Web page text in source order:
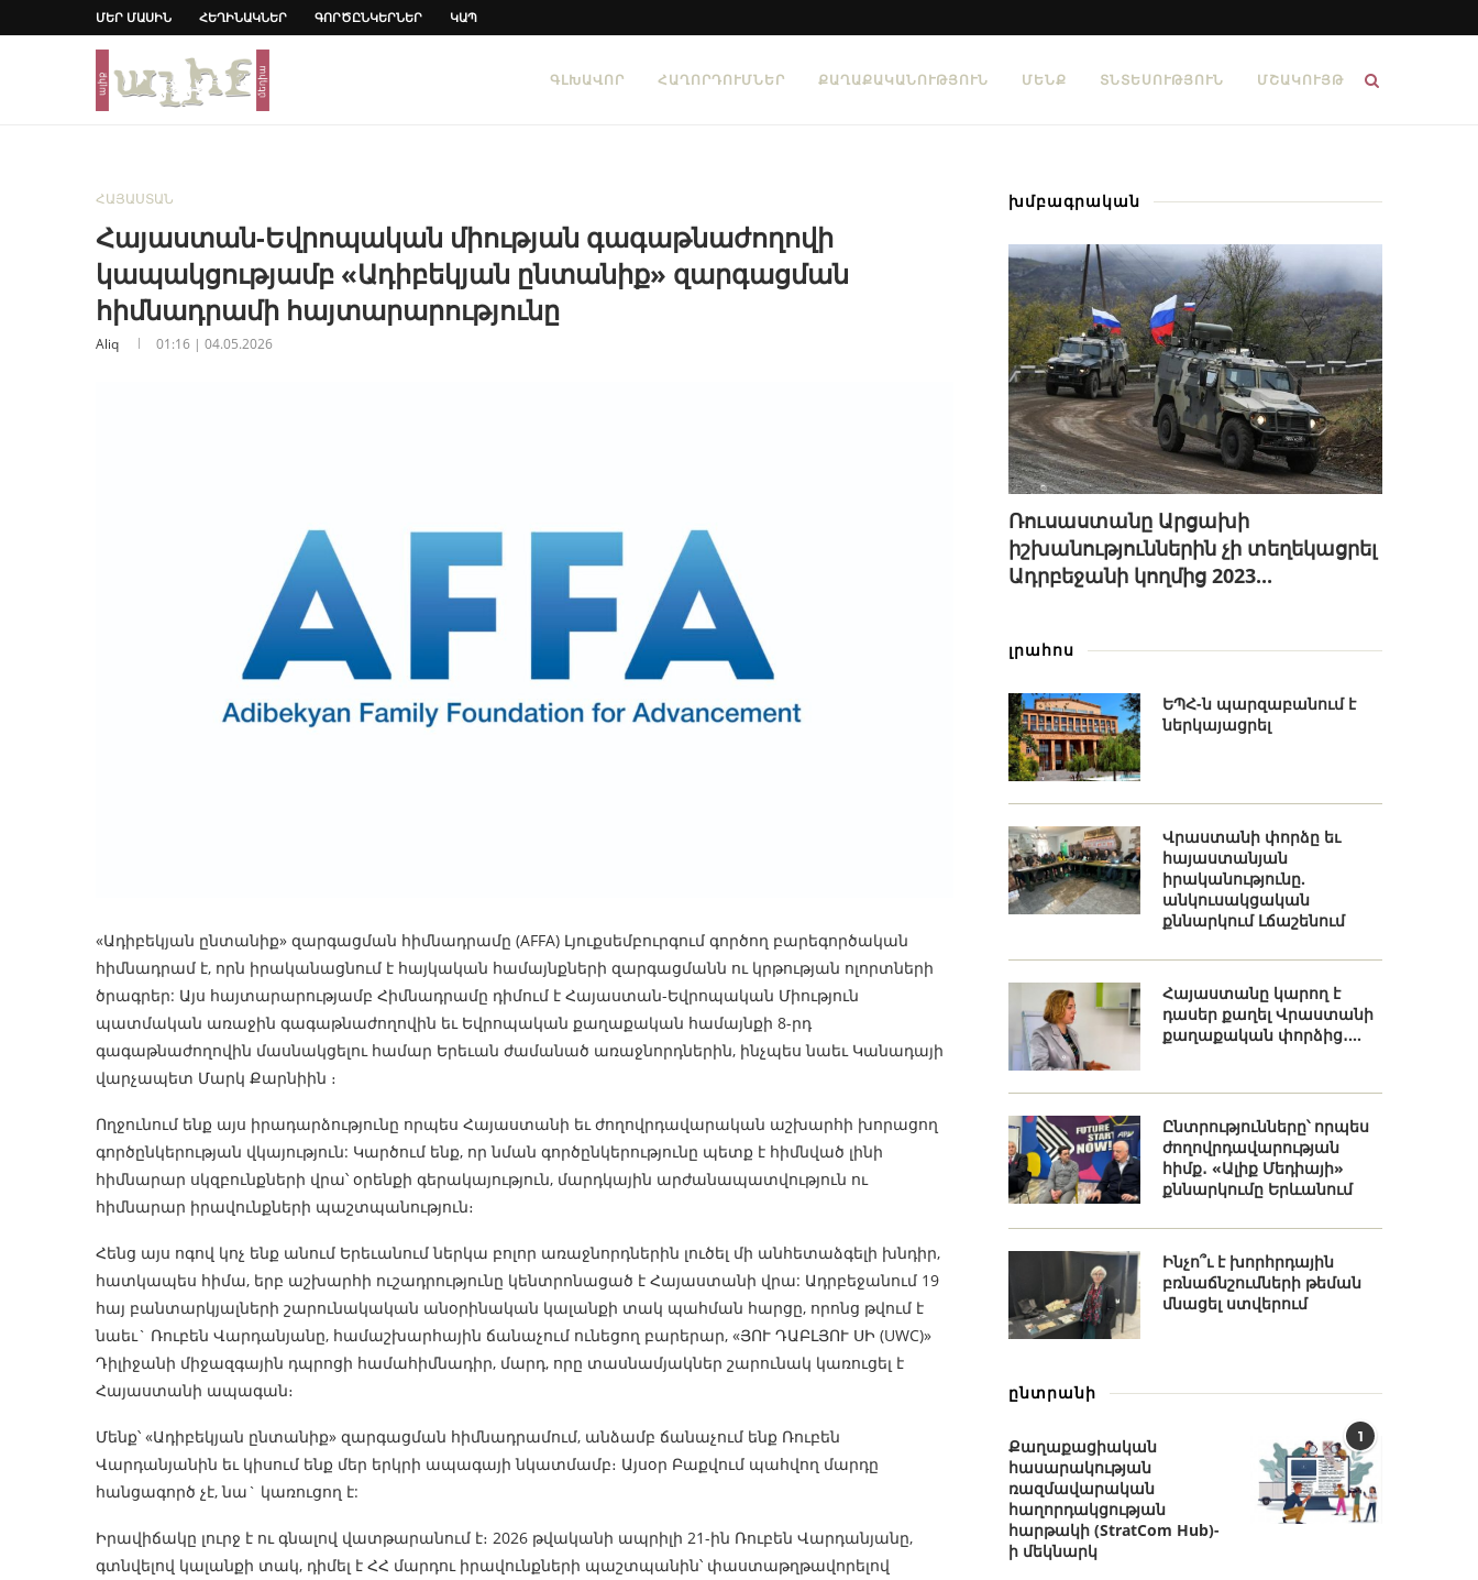
ՄԵՐ ՄԱՍԻՆ ՀԵՂԻՆԱԿՆԵՐ ԳՈՐԾԸՆԿԵՐՆԵՐ ԿԱՊ
ԳԼԽԱՎՈՐ ՀԱՂՈՐԴՈՒՄՆԵՐ ՔԱՂԱՔԱԿԱՆՈՒԹՅՈՒՆ ՄԵՆՔ ՏՆՏԵՍՈՒԹՅՈՒՆ ՄՇԱԿՈՒՅԹ
ՀԱՅԱՍՏԱՆ
Հայաստան-Եվրոպական միության գագաթնաժողովի
կապակցությամբ «Ադիբեկյան ընտանիք» զարգացման
հիմնադրամի հայտարարությունը
Aliq 01:16 | 04.05.2026
«Ադիբեկյան ընտանիք» զարգացման հիմնադրամը (AFFA) Լյուքսեմբուրգում գործող բարեգործական
հիմնադրամ է, որն իրականացնում է հայկական համայնքների զարգացմանն ու կրթության ոլորտների
ծրագրեր: Այս հայտարարությամբ Հիմնադրամը դիմում է Հայաստան-Եվրոպական Միություն
պատմական առաջին գագաթնաժողովին եւ Եվրոպական քաղաքական համայնքի 8-րդ
գագաթնաժողովին մասնակցելու համար Երեւան ժամանած առաջնորդներին, ինչպես նաեւ Կանադայի
վարչապետ Մարկ Քարնիին ։
Ողջունում ենք այս իրադարձությունը որպես Հայաստանի եւ ժողովրդավարական աշխարհի խորացող
գործընկերության վկայություն: Կարծում ենք, որ նման գործընկերությունը պետք է հիմնված լինի
հիմնարար սկզբունքների վրա՝ օրենքի գերակայություն, մարդկային արժանապատվություն ու
հիմնարար իրավունքների պաշտպանություն։
Հենց այս ոգով կոչ ենք անում Երեւանում ներկա բոլոր առաջնորդներին լուծել մի անհետաձգելի խնդիր,
հատկապես հիմա, երբ աշխարհի ուշադրությունը կենտրոնացած է Հայաստանի վրա: Ադրբեջանում 19
հայ բանտարկյալների շարունակական անօրինական կալանքի տակ պահման հարցը, որոնց թվում է
նաեւ` Ռուբեն Վարդանյանը, համաշխարհային ճանաչում ունեցող բարերար, «ՅՈՒ ԴԱԲԼՅՈՒ ՍԻ (UWC)»
Դիլիջանի միջազգային դպրոցի համահիմնադիր, մարդ, որը տասնամյակներ շարունակ կառուցել է
Հայաստանի ապագան։
Մենք՝ «Ադիբեկյան ընտանիք» զարգացման հիմնադրամում, անձամբ ճանաչում ենք Ռուբեն
Վարդանյանին եւ կիսում ենք մեր երկրի ապագայի նկատմամբ։ Այսօր Բաքվում պահվող մարդը
հանցագործ չէ, նա` կառուցող է:
Իրավիճակը լուրջ է ու գնալով վատթարանում է։ 2026 թվականի ապրիլի 21-ին Ռուբեն Վարդանյանը,
գտնվելով կալանքի տակ, դիմել է ՀՀ մարդու իրավունքների պաշտպանին՝ փաստաթղթավորելով
խմբագրական
Ռուսաստանը Արցախի
իշխանություններին չի տեղեկացրել
Ադրբեջանի կողմից 2023...
լրահոս
ԵՊՀ-ն պարզաբանում է
ներկայացրել
Վրաստանի փորձը եւ
հայաստանյան
իրականությունը.
անկուսակցական
քննարկում Լճաշենում
Հայաստանը կարող է
դասեր քաղել Վրաստանի
քաղաքական փորձից․...
Ընտրությունները՝ որպես
ժողովրդավարության
հիմք․ «Ալիք Մեդիայի»
քննարկումը Երևանում
Ինչո՞ւ է խորհրդային
բռնաճնշումների թեման
մնացել ստվերում
ընտրանի
1
Քաղաքացիական
հասարակության
ռազմավարական
հաղորդակցության
հարթակի (StratCom Hub)-
ի մեկնարկ